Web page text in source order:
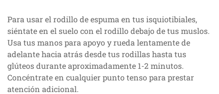
Para usar el rodillo de espuma en tus isquiotibiales,
siéntate en el suelo con el rodillo debajo de tus muslos.
Usa tus manos para apoyo y rueda lentamente de
adelante hacia atrás desde tus rodillas hasta tus
glúteos durante aproximadamente 1-2 minutos.
Concéntrate en cualquier punto tenso para prestar
atención adicional.